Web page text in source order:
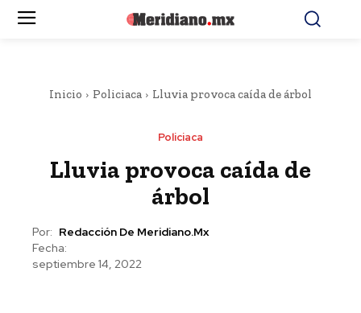
Inicio Policiaca Lluvia provoca caída de árbol
Policiaca
Lluvia provoca caída de
árbol
Por: Redacción De Meridiano.mx
Fecha:
septiembre 14, 2022